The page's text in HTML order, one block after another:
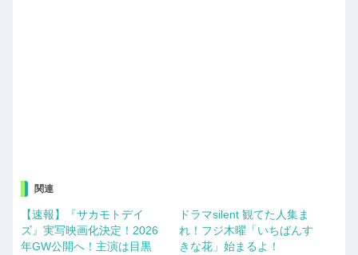
関連
【速報】『サカモトデイ
ズ』実写映画化決定！2026
年GW公開へ！主演は目黒
ドラマsilent 観てた人集ま
れ！フジ木曜「いちばんす
きな花」始まるよ！